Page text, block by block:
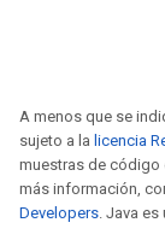
A menos que se
sujeto a la licencia
muestras de código
más información,
Developers. Java